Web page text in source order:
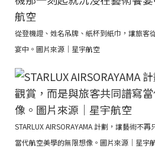
從登機證、姓名吊牌、紙杯到紙巾，讓旅客
宴中。圖片來源｜星宇航空
STARLUX AIRSORAYAMA 計劃，讓藝術不
當代航空美學的無限想像。圖片來源｜星宇